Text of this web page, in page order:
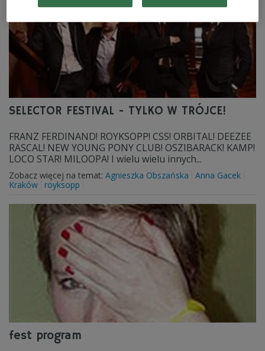
SELECTOR FESTIVAL - TYLKO W TRÓJCE!
FRANZ FERDINAND! ROYKSOPP! CSS! ORBITAL! DEEZEE
RASCAL! NEW YOUNG PONY CLUB! OSZIBARACK! KAMP!
LOCO STAR! MILOOPA! I wielu wielu innych...
Zobacz więcej na temat: Agnieszka Obszańska
Anna Gacek
Kraków
royksopp
fest program